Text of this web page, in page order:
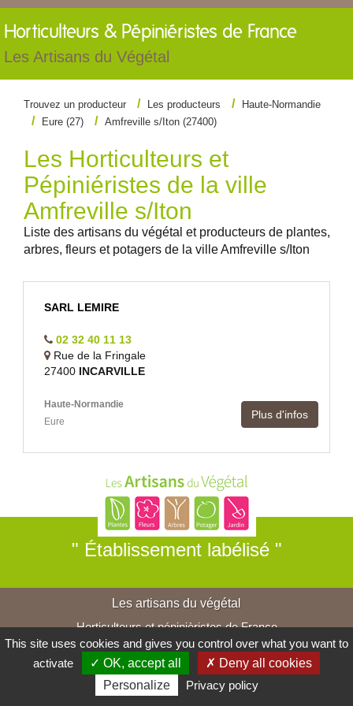
Horticulteurs & Pépiniéristes de France
Les Artisans du Végétal
Trouvez un producteur Les producteurs
Haute-Normandie
Eure (27)
Amfreville s/Iton (27400)
Les Horticulteurs et
Pépiniéristes de la ville
Amfreville s/Iton
Liste des artisans du végétal et producteurs de plantes,
arbres, fleurs et potagers de la ville Amfreville s/Iton
SARL LEMIRE
02 32 40 11 13
Rue de la Fringale
27400 INCARVILLE
Haute-Normandie
Eure
Plus d'infos
" Établissement labélisé "
Les artisans du végétal
Horticulteurs et pépinièristes de France
This site uses cookies and gives you control over what you want to
activate
✓ OK, accept all
✗ Deny all cookies
Personalize
Privacy policy